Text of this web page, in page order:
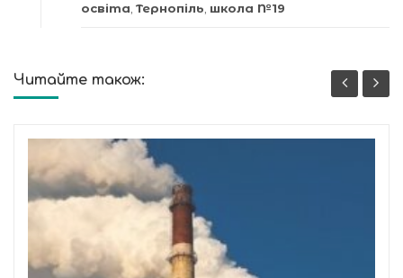
освіта Тернопіль школа №19
Читайте також: